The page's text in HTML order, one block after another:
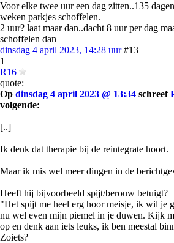
Voor elke twee uur een dag zitten..135
weken parkjes schoffelen.
2 uur? laat maar dan..dacht 8 uur per dag
schoffelen dan
dinsdag 4 april 2023, 14:28 uur #13
1
R16
quote:
Op dinsdag 4 april 2023 @ 13:34 schreef
volgende:
[..]
Ik denk dat therapie bij de reintegrate hoort.
Maar ik mis wel meer dingen in de
Heeft hij bijvoorbeeld spijt/berouw betuigt?
"Het spijt me heel erg hoor meisje, ik wil je
nu wel even mijn piemel in je duwen. Kijk
op en denk aan iets leuks, ik ben meestal
Zoiets?